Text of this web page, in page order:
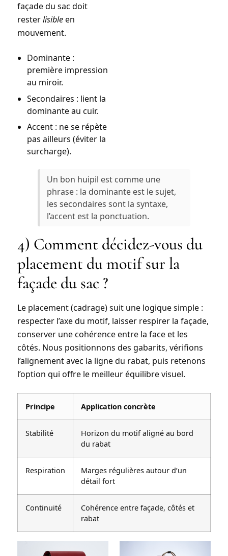
façade du sac doit
resterlisibleen
mouvement.
Dominante :
première impression
au miroir.
Secondaires : lient la
dominante au cuir.
Accent : ne se répète
pas ailleurs (éviter la
surcharge).
Un bon huipil est comme une
phrase : la dominante est le sujet,
les secondaires sont la syntaxe,
l’accent est la ponctuation.
4) Comment décidez-vous du
placement du motif sur la
façade du sac ?
Le placement (cadrage) suit une logique simple :
respecter l’axe du motif, laisser respirer la façade,
conserver une cohérence entre la face et les
côtés. Nous positionnons des gabarits, vérifions
l’alignement avec la ligne du rabat, puis retenons
l’option qui offre le meilleur équilibre visuel.
Principe Application concrète
Stabilité
Horizon du motif aligné au bord
du rabat
Respiration
Marges régulières autour d’un
détail fort
Continuité
Cohérence entre façade, côtés et
rabat